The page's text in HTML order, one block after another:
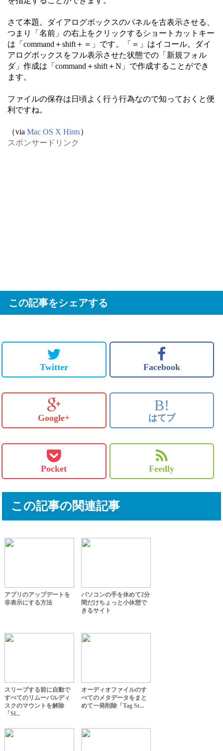
さて本題。ダイアログボックスのパネルを古表示させる、
つまり「名前」の右上をクリックするショートカットキー
は「command＋shift＋＝」です。「＝」はイコール。ダイ
アログボックスをフル表示させた状態での「新規フォル
ダ」作成は「command＋shift＋N」で作成することができ
ます。
ファイルの保存は日頃よく行う行為なので知っておくと便
利ですね。
（via Mac OS X Hints）
スポンサードリンク
この記事をシェアする
Twitter Facebook
Google+
B!
はてブ
Pocket Feedly
この記事の関連記事
アプリのアップデートを
非表示にする方法
パソコンの手を休めて2分
間だけちょっと小休憩で
きるサイト
スリープする前に自動で
すべてのリムーバルディ
スクのマウントを解除
「Sl...
オーディオファイルのす
べてのメタデータをまと
めて一発削除「Tag St...